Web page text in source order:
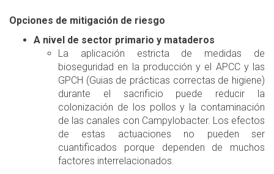
Opciones de mitigación de riesgo
A nivel de sector primario y mataderos
La aplicación estricta de medidas de
bioseguridad en la producción y el APCC y las
GPCH (Guias de prácticas correctas de higiene)
durante el sacrificio puede reducir la
colonización de los pollos y la contaminación
de las canales con Campylobacter. Los efectos
de estas actuaciones no pueden ser
cuantificados porque dependen de muchos
factores interrelacionados.